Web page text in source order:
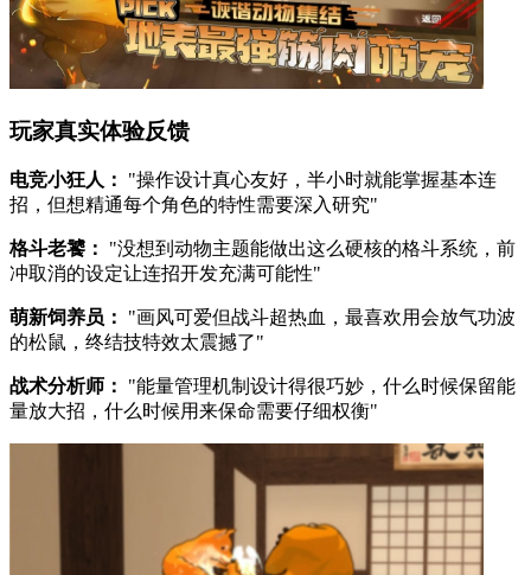
玩家真实体验反馈
电竞小狂人：
"操作设计真心友好，半小时就能掌握基本连
招，但想精通每个角色的特性需要深入研究"
格斗老饕：
"没想到动物主题能做出这么硬核的格斗系统，前
冲取消的设定让连招开发充满可能性"
萌新饲养员：
"画风可爱但战斗超热血，最喜欢用会放气功波
的松鼠，终结技特效太震撼了"
战术分析师：
"能量管理机制设计得很巧妙，什么时候保留能
量放大招，什么时候用来保命需要仔细权衡"